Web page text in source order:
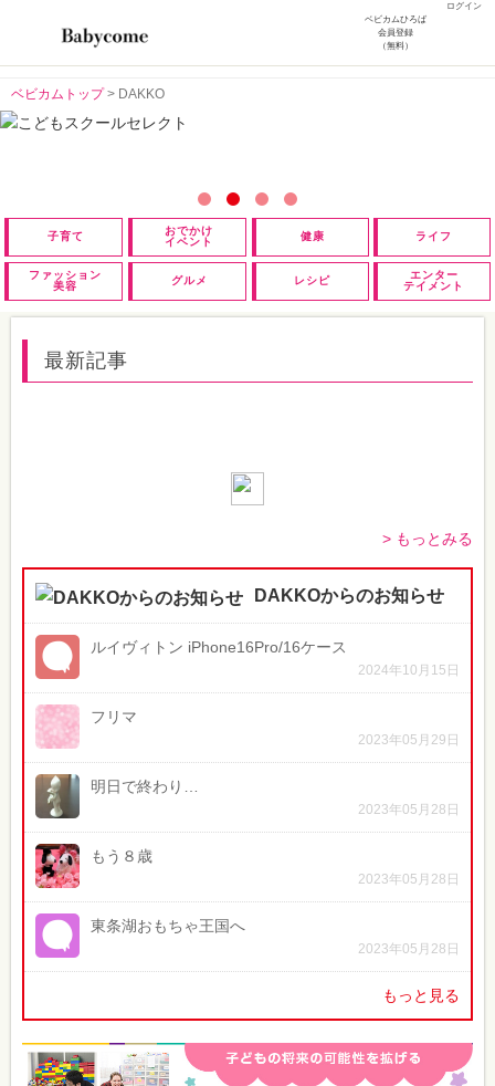
ログイン
ベビカムひろば
会員登録
（無料）
ベビカムトップ> DAKKO
子育て
おでかけ
イベント
健康 ライフ
ファッション
美容
グルメ レシピ
エンター
テイメント
最新記事
> もっとみる
DAKKOからのお知らせ
ルイヴィトン iPhone16Pro/16ケース
2024年10月15日
フリマ
2023年05月29日
明日で終わり…
2023年05月28日
もう８歳
2023年05月28日
東条湖おもちゃ王国へ
2023年05月28日
もっと見る